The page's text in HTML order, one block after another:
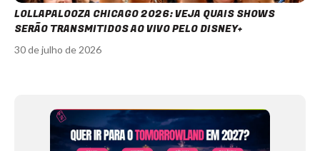
LOLLAPALOOZA CHICAGO 2026: VEJA QUAIS SHOWS
SERÃO TRANSMITIDOS AO VIVO PELO DISNEY+
30 de julho de 2026